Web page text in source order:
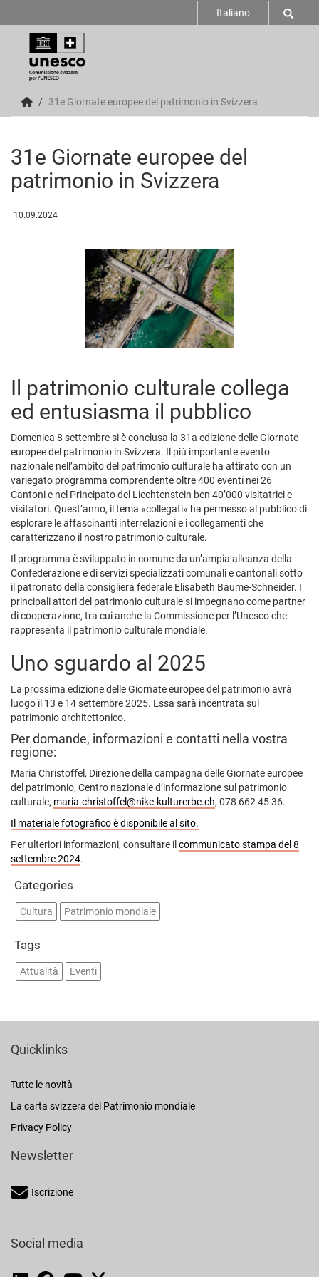
Italiano
31e Giornate europee del patrimonio in Svizzera
31e Giornate europee del
patrimonio in Svizzera
10.09.2024
Il patrimonio culturale collega
ed entusiasma il pubblico
Domenica 8 settembre si è conclusa la 31a edizione delle Giornate
europee del patrimonio in Svizzera. Il più importante evento
nazionale nell’ambito del patrimonio culturale ha attirato con un
variegato programma comprendente oltre 400 eventi nei 26
Cantoni e nel Principato del Liechtenstein ben 40’000 visitatrici e
visitatori. Quest’anno, il tema «collegati» ha permesso al pubblico di
esplorare le affascinanti interrelazioni e i collegamenti che
caratterizzano il nostro patrimonio culturale.
Il programma è sviluppato in comune da un’ampia alleanza della
Confederazione e di servizi specializzati comunali e cantonali sotto
il patronato della consigliera federale Elisabeth Baume-Schneider. I
principali attori del patrimonio culturale si impegnano come partner
di cooperazione, tra cui anche la Commissione per l’Unesco che
rappresenta il patrimonio culturale mondiale.
Uno sguardo al 2025
La prossima edizione delle Giornate europee del patrimonio avrà
luogo il 13 e 14 settembre 2025. Essa sarà incentrata sul
patrimonio architettonico.
Per domande, informazioni e contatti nella vostra
regione:
Maria Christoffel, Direzione della campagna delle Giornate europee
del patrimonio, Centro nazionale d’informazione sul patrimonio
culturale, maria.christoffel@nike-kulturerbe.ch, 078 662 45 36.
Il materiale fotografico è disponibile al sito.
Per ulteriori informazioni, consultare il communicato stampa del 8
settembre 2024.
Categories
Cultura Patrimonio mondiale
Tags
Attualità Eventi
Quicklinks
Tutte le novità
La carta svizzera del Patrimonio mondiale
Privacy Policy
Newsletter
Iscrizione
Social media